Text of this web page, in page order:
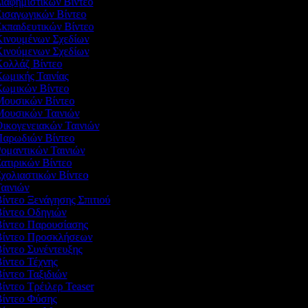
Βίντεο
Βίντεο
Σχεδίων
Σχεδίων
Βίντεο
Ταινίας
Βίντεο
Βίντεο
Ταινιών
Ταινιών
Βίντεο
Ταινιών
Βίντεο
Βίντεο
Ξενάγησης Σπιτιού
Οδηγιών
Παρουσίασης
Προσκλήσεων
Συνέντευξης
Τέχνης
Ταξιδιών
Τρέιλερ Teaser
Φύσης